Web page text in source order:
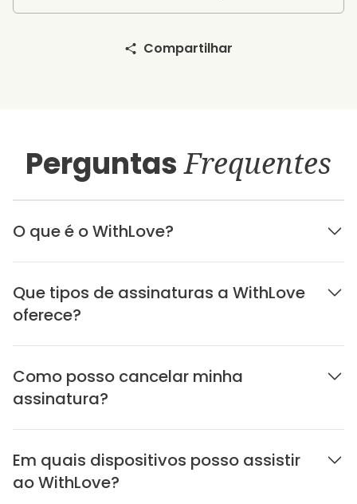
Compartilhar
PerguntasFrequentes
O que é o WithLove?
Que tipos de assinaturas a WithLove
oferece?
Como posso cancelar minha
assinatura?
Em quais dispositivos posso assistir
ao WithLove?